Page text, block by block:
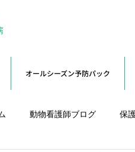
オールシーズン予防パック
動物看護師ブログ 保